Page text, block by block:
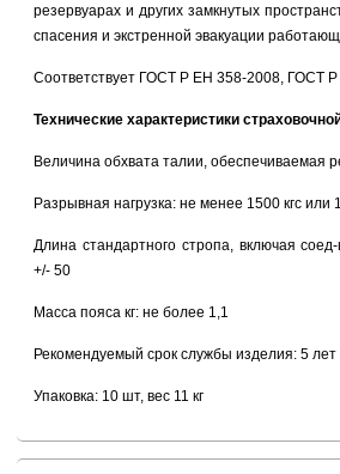
резервуарах и других замкнутых
спасения и экстренной эвакуации
Соответствует ГОСТ Р ЕН 358-2008, ГОСТ
Технические характеристики
Величина обхвата талии, обеспечиваемая
Разрывная нагрузка: не менее 1500 кгс или
Длина стандартного стропа, включая
+/- 50
Масса пояса кг: не более 1,1
Рекомендуемый срок службы изделия: 5 лет
Упаковка: 10 шт, вес 11 кг